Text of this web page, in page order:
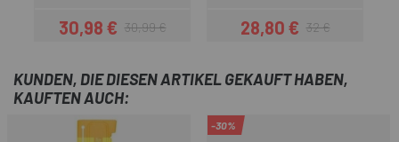
Preis
30,98 €Regulärer Preis
30,99 €
Preis
28,80 €Regulärer Preis
32 €
KUNDEN, DIE DIESEN ARTIKEL GEKAUFT HABEN,
KAUFTEN AUCH:
-30%